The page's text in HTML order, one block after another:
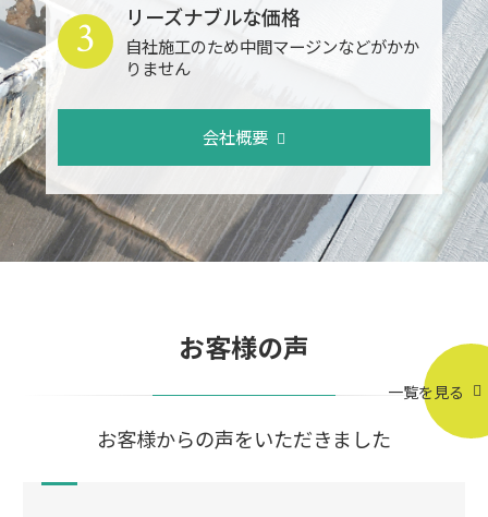
リーズナブルな価格
自社施工のため中間マージンなどがかか
りません
3
会社概要
お客様の声
お客様からの声をいただきました
一覧を見る